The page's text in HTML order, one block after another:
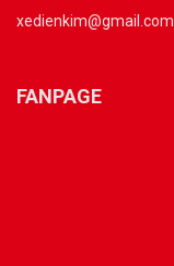
xedienkim@gmail.com
FANPAGE